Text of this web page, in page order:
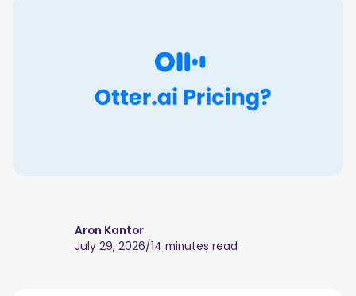
Aron Kantor
July 29, 2026/14 minutes read